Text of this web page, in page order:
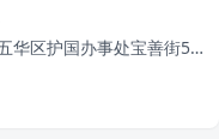
地址：云南省昆明市五华区护国办事处宝善街52至54号(1至4层)